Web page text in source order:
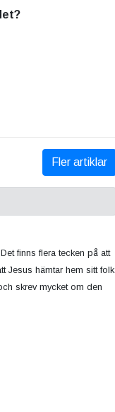
Fler artiklar
finns flera tecken på att
Jesus hämtar hem sitt folk.
skrev mycket om den